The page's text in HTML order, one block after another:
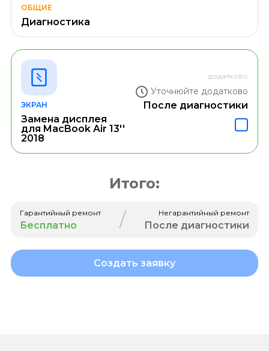
ОБЩИЕ
Диагностика
ЭКРАН
Замена дисплея
для MacBook Air 13''
2018
додатково
Уточнюйте додатково
После диагностики
Итого:
Гарантийный ремонт
Бесплатно / Негарантийный ремонт
После диагностики
Создать заявку